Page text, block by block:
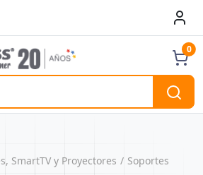
0
SmartTV y Proyectores Soportes